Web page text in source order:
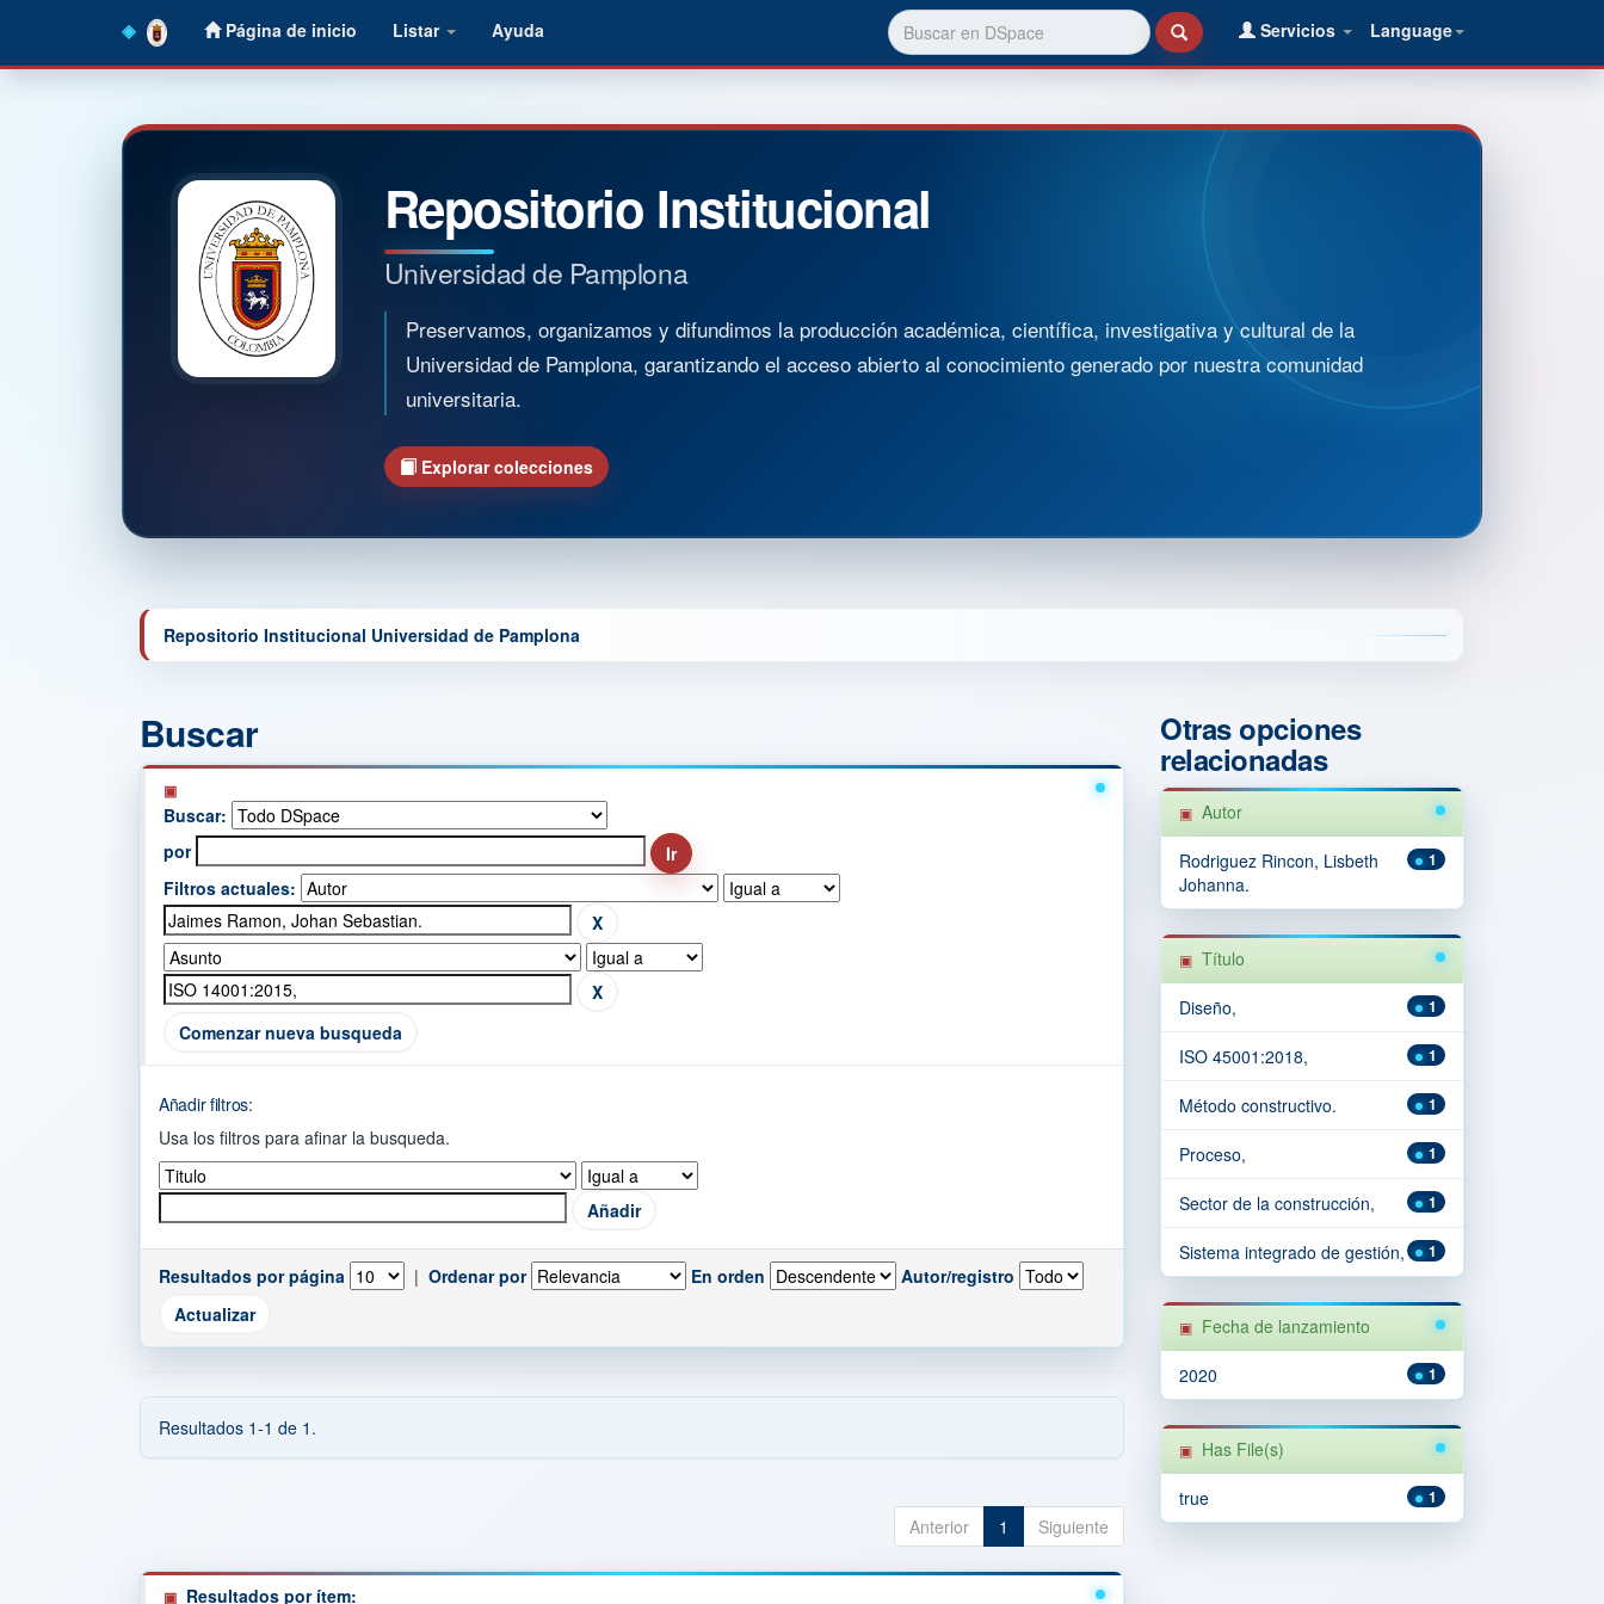
Página de inicio Listar Ayuda Language
Servicios
Repositorio Institucional
Universidad de Pamplona
Preservamos, organizamos y difundimos la producción académica, científica, investigativa y cultural de la
Universidad de Pamplona, garantizando el acceso abierto al conocimiento generado por nuestra comunidad
universitaria.
Explorar colecciones
Repositorio Institucional Universidad de Pamplona
Buscar
Buscar:
por
Filtros actuales:
Comenzar nueva busqueda
Añadir filtros:
Usa los filtros para afinar la busqueda.
Resultados por página | Ordenar por En orden Autor/registro
Resultados 1-1 de 1.
Anterior 1 Siguiente
Resultados por ítem:
Otras opciones
relacionadas
Autor
1
Rodriguez Rincon, Lisbeth
Johanna.
Título
1
Diseño,
1
ISO 45001:2018,
1
Método constructivo.
1
Proceso,
1
Sector de la construcción,
1
Sistema integrado de gestión,
Fecha de lanzamiento
1
2020
Has File(s)
1
true